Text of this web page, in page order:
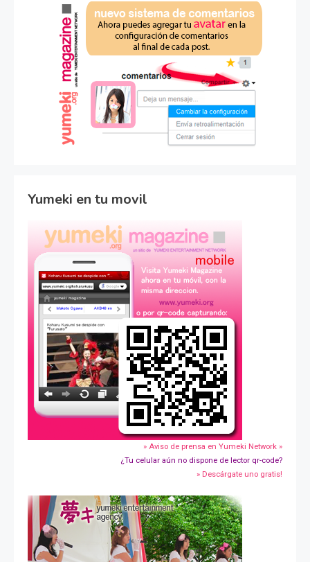
Yumeki en tu movil
» Aviso de prensa en Yumeki Network »
¿Tu celular aún no dispone de lector qr-code?
» Descárgate uno gratis!